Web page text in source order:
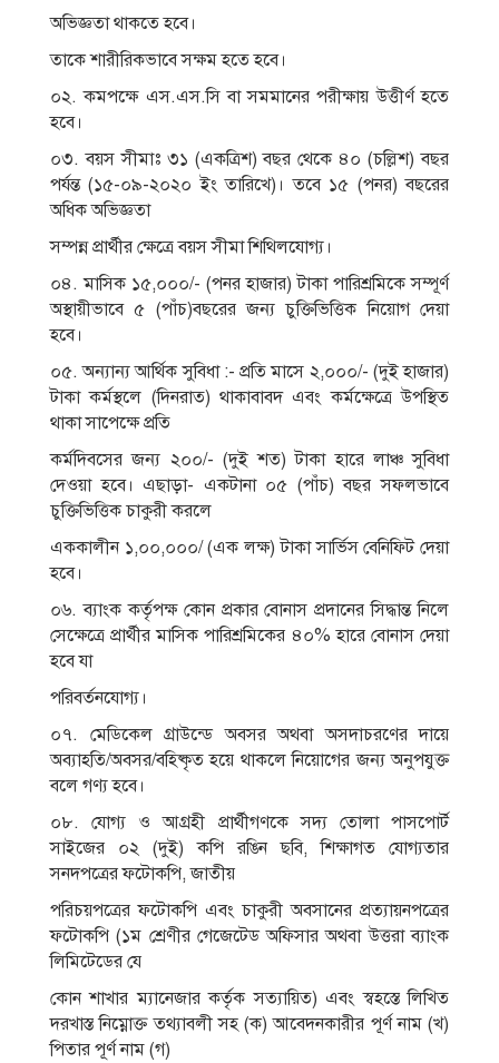
অভিজ্ঞতা থাকতে হবে।
তাকে শারীরিকভাবে সক্ষম হতে হবে।
০২. কমপক্ষে এস.এস.সি বা সমমানের পরীক্ষায় উত্তীর্ণ হতে
হবে।
০৩. বয়স সীমাঃ ৩১ (একত্রিশ) বছর থেকে ৪০ (চল্লিশ) বছর
পর্যন্ত (১৫-০৯-২০২০ ইং তারিখে)। তবে ১৫ (পনর) বছরের
অধিক অভিজ্ঞতা
সম্পন্ন প্রার্থীর ক্ষেত্রে বয়স সীমা শিথিলযােগ্য।
০৪. মাসিক ১৫,০০০/- (পনর হাজার) টাকা পারিশ্রমিকে সম্পূর্ণ
অস্থায়ীভাবে ৫ (পাঁচ)বছরের জন্য চুক্তিভিত্তিক নিয়ােগ দেয়া
হবে।
০৫. অন্যান্য আর্থিক সুবিধা :- প্রতি মাসে ২,০০০/- (দুই হাজার)
টাকা কর্মস্থলে (দিনরাত) থাকাবাবদ এবং কর্মক্ষেত্রে উপস্থিত
থাকা সাপেক্ষে প্রতি
কর্মদিবসের জন্য ২০০/- (দুই শত) টাকা হারে লাঞ্চ সুবিধা
দেওয়া হবে। এছাড়া- একটানা ০৫ (পাঁচ) বছর সফলভাবে
চুক্তিভিত্তিক চাকুরী করলে
এককালীন ১,০০,০০০/ (এক লক্ষ) টাকা সার্ভিস বেনিফিট দেয়া
হবে।
০৬. ব্যাংক কর্তৃপক্ষ কোন প্রকার বােনাস প্রদানের সিদ্ধান্ত নিলে
সেক্ষেত্রে প্রার্থীর মাসিক পারিশ্রমিকের ৪০% হারে বােনাস দেয়া
হবে যা
পরিবর্তনযােগ্য।
০৭. মেডিকেল গ্রাউন্ডে অবসর অথবা অসদাচরণের দায়ে
অব্যাহতি/অবসর/বহিষ্কৃত হয়ে থাকলে নিয়ােগের জন্য অনুপযুক্ত
বলে গণ্য হবে।
০৮. যােগ্য ও আগ্রহী প্রার্থীগণকে সদ্য তােলা পাসপাের্ট
সাইজের ০২ (দুই) কপি রঙিন ছবি, শিক্ষাগত যােগ্যতার
সনদপত্রের ফটোকপি, জাতীয়
পরিচয়পত্রের ফটোকপি এবং চাকুরী অবসানের প্রত্যায়নপত্রের
ফটোকপি (১ম শ্রেণীর গেজেটেড অফিসার অথবা উত্তরা ব্যাংক
লিমিটেডের যে
কোন শাখার ম্যানেজার কর্তৃক সত্যায়িত) এবং স্বহস্তে লিখিত
দরখাস্ত নিম্নোক্ত তথ্যাবলী সহ (ক) আবেদনকারীর পূর্ণ নাম (খ)
পিতার পূর্ণ নাম (গ)